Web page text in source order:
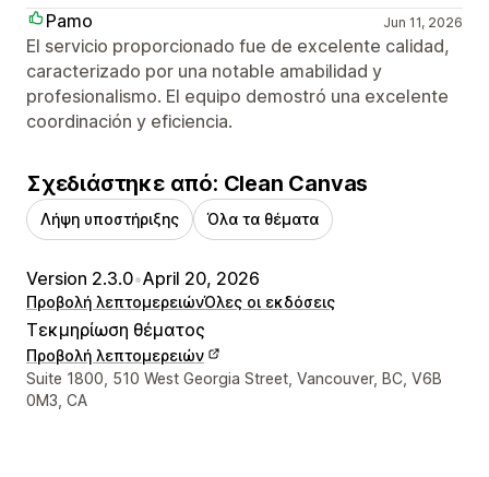
Pamo
Jun 11, 2026
El servicio proporcionado fue de excelente calidad,
caracterizado por una notable amabilidad y
profesionalismo. El equipo demostró una excelente
coordinación y eficiencia.
Σχεδιάστηκε από: Clean Canvas
Λήψη υποστήριξης Όλα τα θέματα
Version 2.3.0•April 20, 2026
Προβολή λεπτομερειώνΌλες οι εκδόσεις
Τεκμηρίωση θέματος
Προβολή λεπτομερειών
Στοιχεία επικοινωνίας σχεδιαστή
Suite 1800, 510 West Georgia Street, Vancouver, BC, V6B
0M3, CA